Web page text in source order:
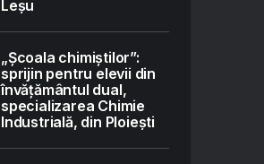
Leșu
„Școala chimiștilor”:
sprijin pentru elevii din
învățământul dual,
specializarea Chimie
Industrială, din Ploiești